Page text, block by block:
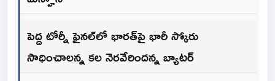
పెద్ద టోర్నీ ఫైనల్‌లో భారత్‌పై భారీ స్కోరు
సాధించాలన్న కల నెరవేరిందన్న బ్యాటర్